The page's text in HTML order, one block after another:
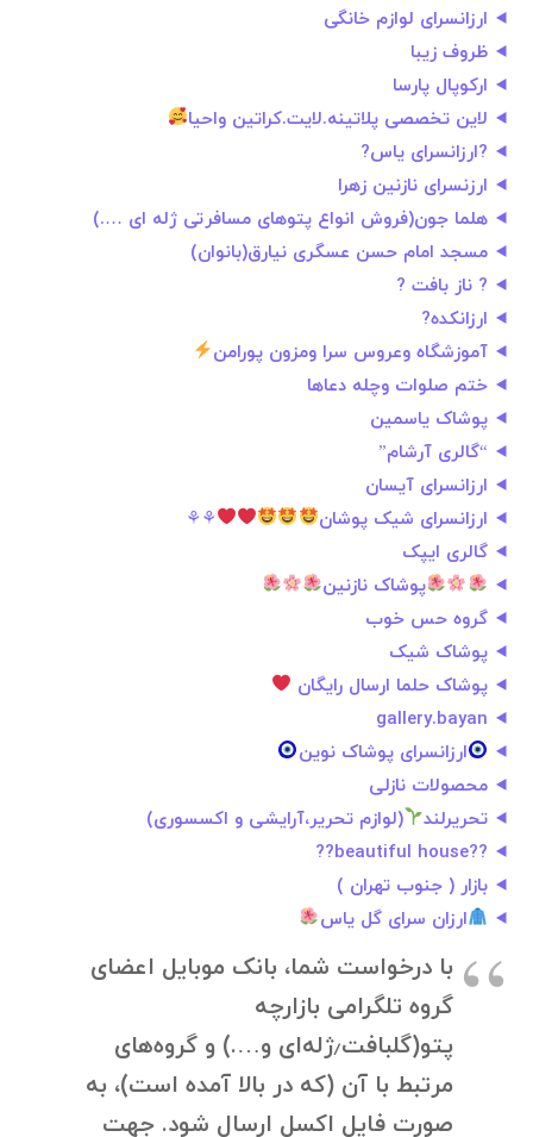
ارزانسرای لوازم خانگی
ظروف زیبا
ارکوپال پارسا
لاین تخصصی پلاتینه.لایت.کراتین واحیا
?ارزانسرای یاس?
ارزنسرای نازنین زهرا
⁨هلما جون(فروش انواع پتوهای مسافرتی ژله ای ….)
مسجد امام حسن عسگری نیارق(بانوان)
? ناز بافت ?
ارزانکده?
آموزشگاه وعروس سرا ومزون پورامن
ختم صلوات وچله دعاها
پوشاک یاسمین
“گالری آرشام”
ارزانسرای آیسان
ارزانسرای شیک پوشان
⚘⚘
گالری ایپک
پوشاک نازنین
گروه حس خوب
پوشاک شیک
پوشاک حلما ارسال رایگان
gallery.bayan
ارزانسرای پوشاک نوین
محصولات نازلی
تحریرلند
(لوازم تحریر،آرایشی و اکسسوری)
??beautiful house??
بازار ( جنوب تهران )
ارزان سرای گل یاس
با درخواست شما، بانک موبایل اعضای
گروه تلگرامی بازارچه
پتو(گلبافت٫ژله‌ای و….) و گروه‌های
مرتبط با آن (که در بالا آمده است)، به
صورت فایل اکسل ارسال شود. جهت